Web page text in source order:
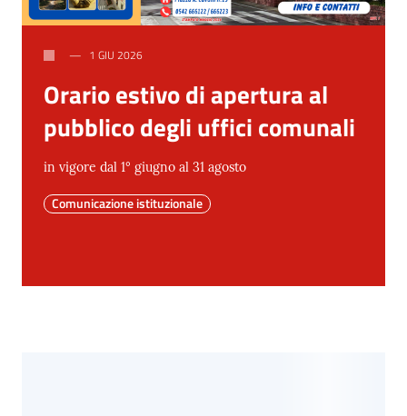
1 GIU 2026
Orario estivo di apertura al
pubblico degli uffici comunali
in vigore dal 1° giugno al 31 agosto
Comunicazione istituzionale